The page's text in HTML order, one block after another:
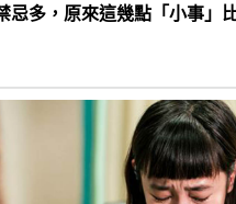
忌多，原來這幾點「小事」